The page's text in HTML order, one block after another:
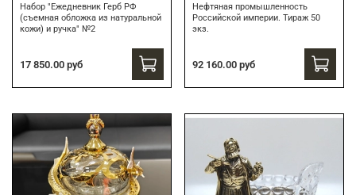
Набор "Ежедневник Герб РФ
(съемная обложка из натуральной
кожи) и ручка" №2
17 850.00 руб
Нефтяная промышленность
Российской империи. Тираж 50
экз.
92 160.00 руб